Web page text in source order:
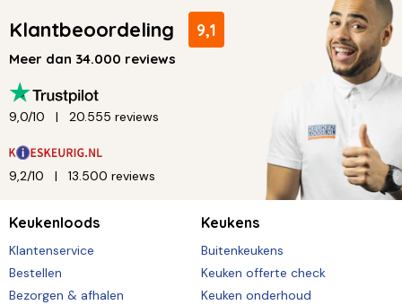
Klantbeoordeling 9,1
Meer dan 34.000 reviews
9,0/10 20.555 reviews
9,2/10 13.500 reviews
Keukenloods
Klantenservice
Bestellen
Bezorgen & afhalen
Keukens
Buitenkeukens
Keuken offerte check
Keuken onderhoud